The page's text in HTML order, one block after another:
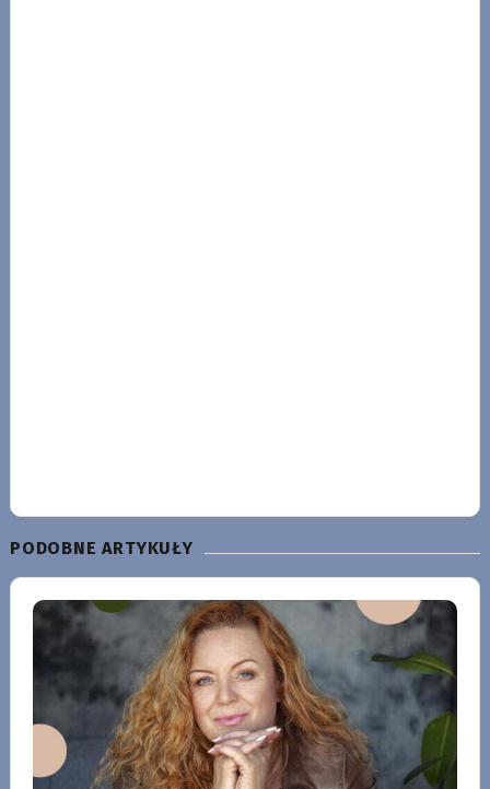
PODOBNE ARTYKUŁY